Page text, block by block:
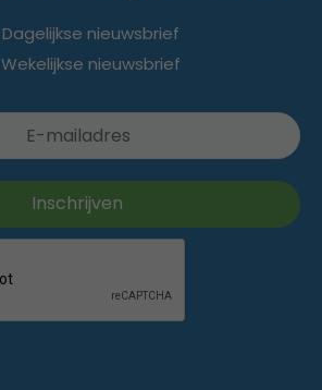
Dagelijkse nieuwsbrief
Wekelijkse nieuwsbrief